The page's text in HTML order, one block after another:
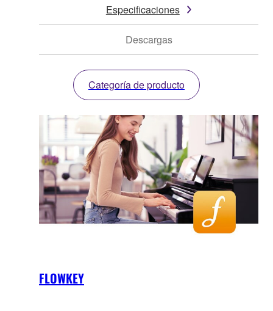
Especificaciones
Descargas
Categoría de producto
FLOWKEY